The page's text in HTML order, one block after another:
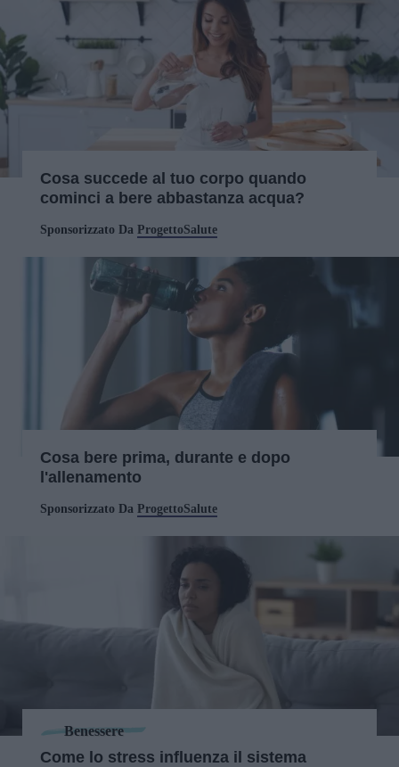
Cosa succede al tuo corpo quando
cominci a bere abbastanza acqua?
Sponsorizzato Da ProgettoSalute
Cosa bere prima, durante e dopo
l'allenamento
Sponsorizzato Da ProgettoSalute
Benessere
Come lo stress influenza il sistema